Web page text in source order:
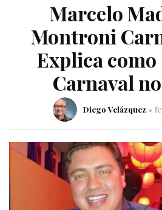
Marcelo
Montroni
Explica
Carnaval
Diego Velázquez